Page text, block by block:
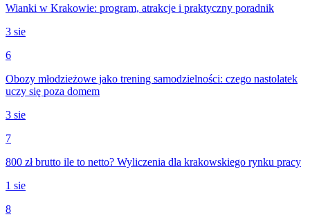
Wianki w Krakowie: program, atrakcje i praktyczny poradnik
3 sie
6
Obozy młodzieżowe jako trening samodzielności: czego nastolatek
uczy się poza domem
3 sie
7
800 zł brutto ile to netto? Wyliczenia dla krakowskiego rynku pracy
1 sie
8